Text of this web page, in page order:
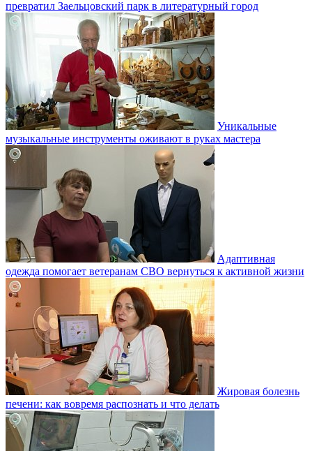
превратил Заельцовский парк в литературный город
Уникальные
музыкальные инструменты оживают в руках мастера
Адаптивная
одежда помогает ветеранам СВО вернуться к активной жизни
Жировая болезнь
печени: как вовремя распознать и что делать